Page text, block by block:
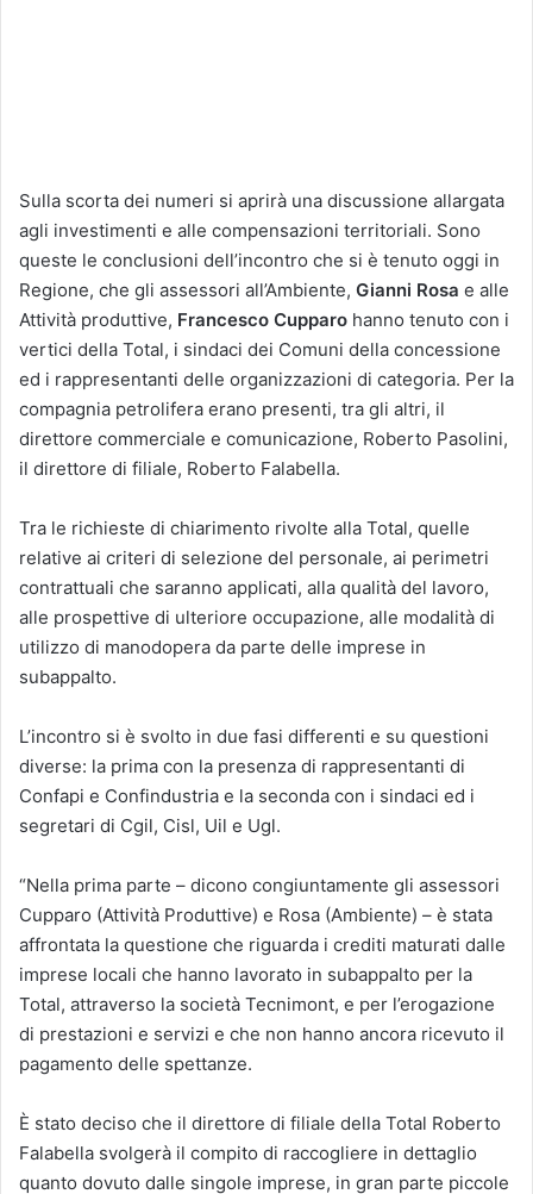
Sulla scorta dei numeri si aprirà una discussione allargata
agli investimenti e alle compensazioni territoriali. Sono
queste le conclusioni dell’incontro che si è tenuto oggi in
Regione, che gli assessori all’Ambiente, Gianni Rosa e alle
Attività produttive, Francesco Cupparo hanno tenuto con i
vertici della Total, i sindaci dei Comuni della concessione
ed i rappresentanti delle organizzazioni di categoria. Per la
compagnia petrolifera erano presenti, tra gli altri, il
direttore commerciale e comunicazione, Roberto Pasolini,
il direttore di filiale, Roberto Falabella.
Tra le richieste di chiarimento rivolte alla Total, quelle
relative ai criteri di selezione del personale, ai perimetri
contrattuali che saranno applicati, alla qualità del lavoro,
alle prospettive di ulteriore occupazione, alle modalità di
utilizzo di manodopera da parte delle imprese in
subappalto.
L’incontro si è svolto in due fasi differenti e su questioni
diverse: la prima con la presenza di rappresentanti di
Confapi e Confindustria e la seconda con i sindaci ed i
segretari di Cgil, Cisl, Uil e Ugl.
“Nella prima parte – dicono congiuntamente gli assessori
Cupparo (Attività Produttive) e Rosa (Ambiente) – è stata
affrontata la questione che riguarda i crediti maturati dalle
imprese locali che hanno lavorato in subappalto per la
Total, attraverso la società Tecnimont, e per l’erogazione
di prestazioni e servizi e che non hanno ancora ricevuto il
pagamento delle spettanze.
È stato deciso che il direttore di filiale della Total Roberto
Falabella svolgerà il compito di raccogliere in dettaglio
quanto dovuto dalle singole imprese, in gran parte piccole